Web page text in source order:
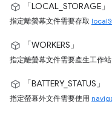
「LOCAL_STORAGE」
指定離螢幕文件需要存取
「WORKERS」
指定離螢幕文件需要產生工作站
「BATTERY_STATUS」
指定螢幕外文件需要使用